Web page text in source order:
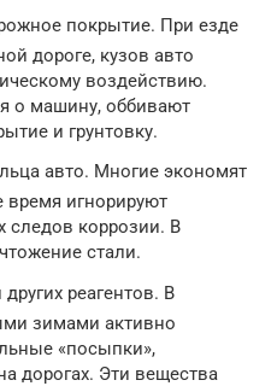
покрытие. При езде
дороге, кузов авто
воздействию.
о машину, оббивают
и грунтовку.
авто. Многие экономят
время игнорируют
коррозии. В
стали.
реагентов. В
зимами активно
«посыпки»,
дорогах. Эти вещества